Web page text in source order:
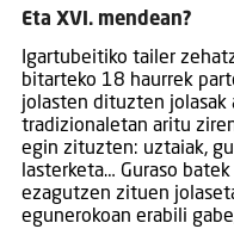
Eta XVI. mendean?
Igartubeitiko tailer
bitarteko 18 haurrek
jolasten dituzten jolasak
tradizionaletan aritu
egin zituzten: uztaiak,
lasterketa… Guraso
ezagutzen zituen
egunerokoan erabili